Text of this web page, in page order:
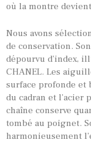
CONTACTS &
PANIER
où la montre
Nous avons
de conservation.
dépourvu d’index,
CHANEL. Les
surface profonde
du cadran et
chaîne conserve
tombé au poignet.
harmonieusement